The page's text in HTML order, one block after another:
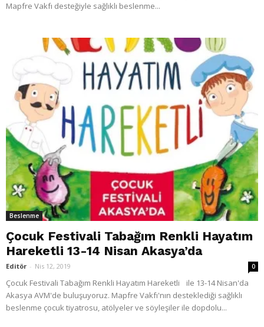
Mapfre Vakfı desteğiyle sağlıklı beslenme...
Beslenme
Çocuk Festivali Tabağım Renkli Hayatım
Hareketli 13-14 Nisan Akasya’da
Editör - Nis 12, 2019 0
Çocuk Festivali Tabağım Renkli Hayatım Hareketli ile 13-14 Nisan'da
Akasya AVM'de buluşuyoruz. Mapfre Vakfı'nın desteklediği sağlıklı
beslenme çocuk tiyatrosu, atölyeler ve söyleşiler ile dopdolu...